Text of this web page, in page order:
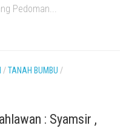
Pedoman...
/TANAH BUMBU /
: Syamsir ,